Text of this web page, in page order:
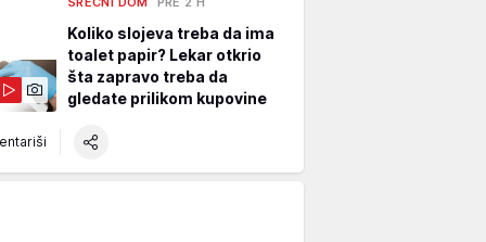
Koliko slojeva treba da ima
toalet papir? Lekar otkrio
šta zapravo treba da
gledate prilikom kupovine